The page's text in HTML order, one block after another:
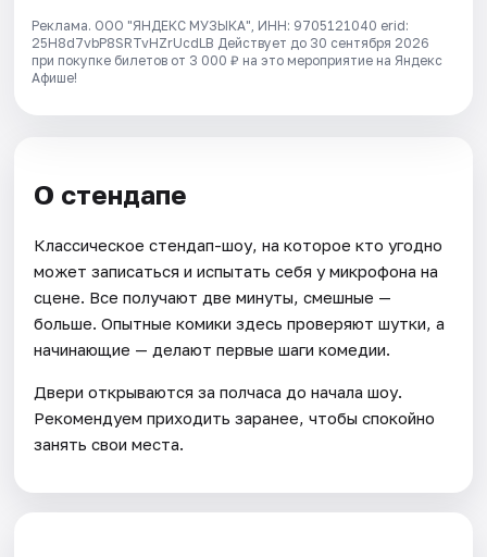
Реклама. ООО "ЯНДЕКС МУЗЫКА", ИНН: 9705121040 erid:
25H8d7vbP8SRTvHZrUcdLB Действует до 30 сентября 2026
при покупке билетов от 3 000 ₽ на это мероприятие на Яндекс
Афише!
О стендапе
Классическое стендап-шоу, на которое кто угодно
может записаться и испытать себя у микрофона на
сцене. Все получают две минуты, смешные —
больше. Опытные комики здесь проверяют шутки, а
начинающие — делают первые шаги комедии.
Двери открываются за полчаса до начала шоу.
Рекомендуем приходить заранее, чтобы спокойно
занять свои места.